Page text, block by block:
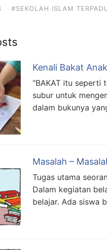
#SEKOLAH ISLAM
Kenali Bakat
“BAKAT itu seperti
subur untuk
dalam bukunya
Masalah –
Tugas utama
Dalam kegiatan
belajar. Ada siswa